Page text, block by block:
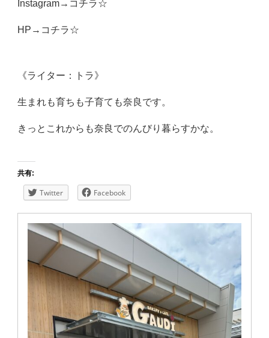
Instagram→ コチラ☆
HP→ コチラ☆
《ライター：トラ》
生まれも育ちも子育ても奈良です。
きっとこれからも奈良でのんびり暮らすかな。
共有:
Twitter Facebook